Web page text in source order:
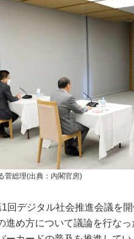
菅総理(出典：内閣官房)
回デジタル社会推進会議を
進め方について議論を行な